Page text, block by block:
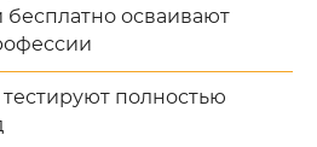
бесплатно осваивают
полностью